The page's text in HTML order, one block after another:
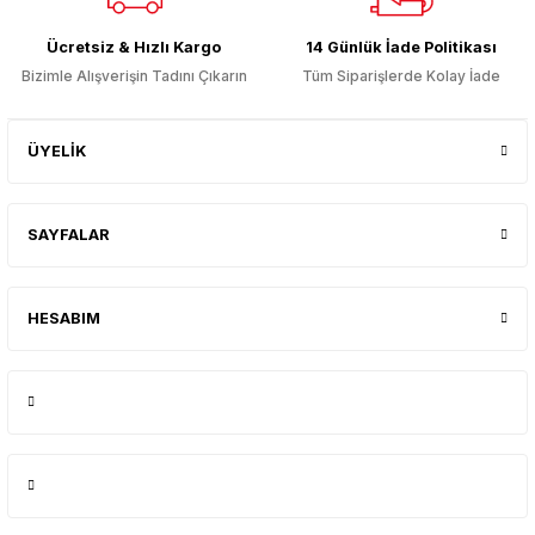
Ücretsiz & Hızlı Kargo
Bizimle Alışverişin Tadını Çıkarın
14 Günlük İade Politikası
Tüm Siparişlerde Kolay İade
ÜYELİK
SAYFALAR
HESABIM